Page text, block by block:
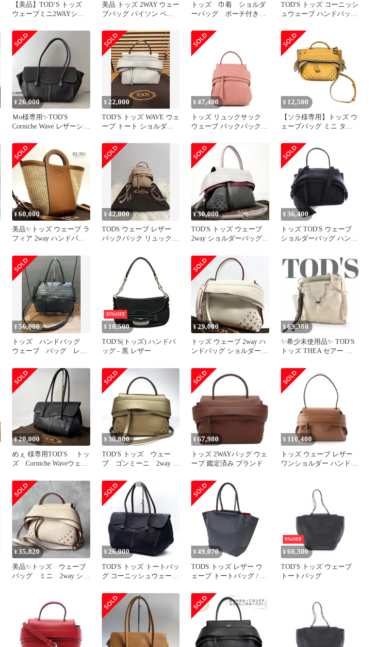
【美品】TOD’S トッズ
ウェーブミニ2WAYショ
存袋付
美品 トッズ 2WAY ウェー
ブバッグ パイソン ベー
TOD’S
トッズ 巾着 ショルダ
ーバッグ ポーチ付き
TOD'S トッズ コーニッシ
ュウェーブ ハンドバッグ
¥26,000
Ｍo様専用✨TOD'S
Corniche Wave レザーショ
¥ 22,000
TOD'S トッズ WAVE ウェ
ーブ トート ショルダー
¥ 47,400
トッズ リュックサック
ウェーブ バックパック
グ
¥ 12,500
【ソラ様専用】トッズ ウ
ェーブバッグ ミニ タッ
¥60,000
美品✨トッズ ウェーブ ラ
フィア 2way ハンドバッ
¥42,000
TODS ウェーブ レザー
バックパック リュック
¥30,000
TOD'S トッズ ウェーブ
2way ショルダーバッグ
¥ 36,400
トッズ TOD'S ウェーブ
ショルダーバッグ ハンド
き レザー 黒 ブラック
/KH
¥56,000
トッズ ハンドバッグ
ウェーブ バッグ レザ
グ 黒
35%OFF
¥ 10,500
TOD'S(トッズ) ハンドバ
ッグ - 黒 レザー
¥29,000
トッズ ウェーブ 2way ハ
ンドバッグ ショルダー
¥69,380
✨希少未使用品✨ TOD'S
トッズ THEA セアー シ
¥20,000
めぇ 様専用TOD'S トッ
ズ Corniche Waveウェー
¥ 30,800
TOD'S トッズ ウェー
ブ ゴンミーニ 2way ハ
¥ 67,980
トッズ 2WAYバッグ ウェ
ーブ 鑑定済み ブランド
¥ 110,400
トッズ ウェーブ レザー
ワンショルダー ハンドバ
ブラウン スモール【中
¥35,820
美品✨トッズ ウェーブ
バッグ ミニ 2way ショ
¥ 26,000
TOD'S トッズ トートバッ
グ コーニッシュウェーブ
¥ 49,070
TODS トッズ レザー ウ
ェーブ トートバッグ / 肩
WAVE チャコールグレー
イタリア製 ブランド カ
バン【レディース】
9%OFF
¥ 60,300
TOD'S トッズ ウェーブ
トートバッグ